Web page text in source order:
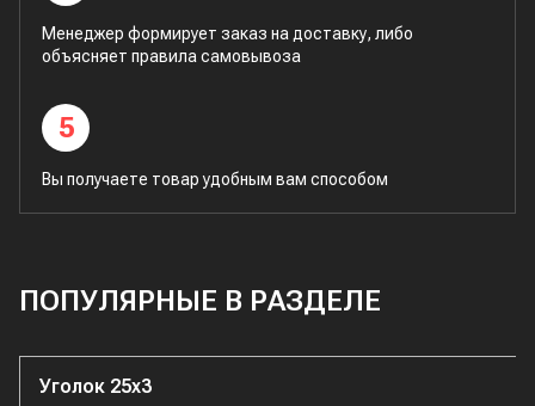
Менеджер формирует заказ на доставку, либо
объясняет правила самовывоза
5
Вы получаете товар удобным вам способом
ПОПУЛЯРНЫЕ В РАЗДЕЛЕ
Уголок 25x3